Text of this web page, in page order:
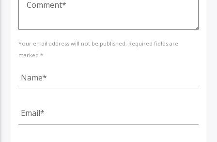
Your email address will not be published. Required fields are
marked *